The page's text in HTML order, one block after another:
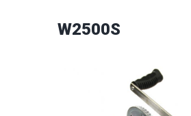
W2500S